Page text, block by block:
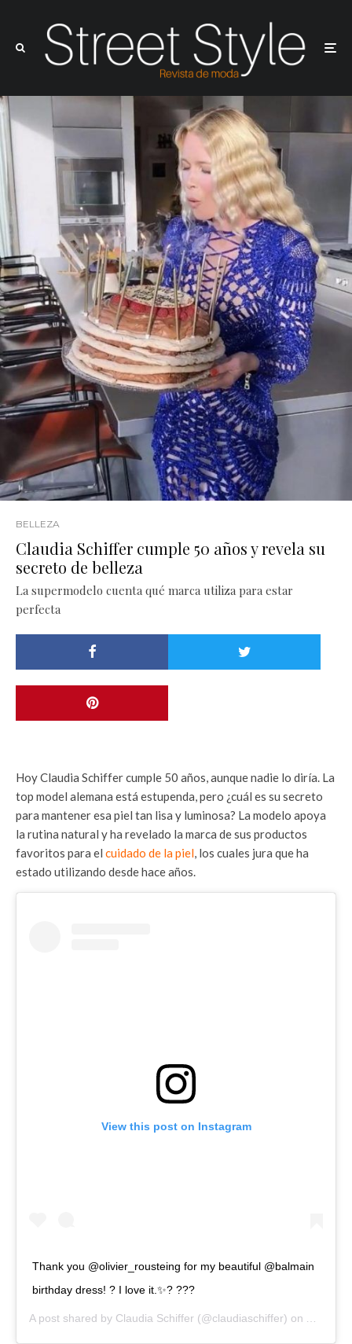
BELLEZA
Claudia Schiffer cumple 50 años y revela su
secreto de belleza
La supermodelo cuenta qué marca utiliza para estar
perfecta
Hoy Claudia Schiffer cumple 50 años, aunque nadie lo diría. La
top model alemana está estupenda, pero ¿cuál es su secreto
para mantener esa piel tan lisa y luminosa? La modelo apoya
la rutina natural y ha revelado la marca de sus productos
favoritos para el cuidado de la piel, los cuales jura que ha
estado utilizando desde hace años.
View this post on Instagram
Thank you @olivier_rousteing for my beautiful @balmain
birthday dress! ? I love it.✨? ???
A post shared by Claudia Schiffer (@claudiaschiffer) on